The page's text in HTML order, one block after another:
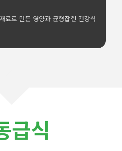
료로 만든 영양과 균형잡힌 건강식
급식